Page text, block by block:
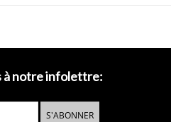
à notre infolettre:
S'ABONNER